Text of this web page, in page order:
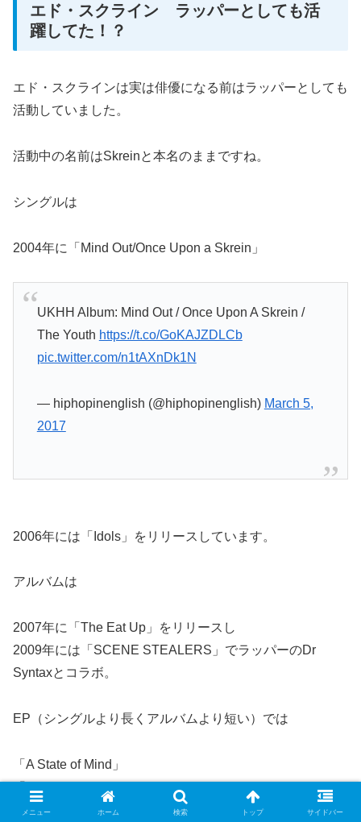
エド・スクライン ラッパーとしても活
躍してた！？
エド・スクラインは実は俳優になる前はラッパーとしても
活動していました。
活動中の名前はSkreinと本名のままですね。
シングルは
2004年に「Mind Out/Once Upon a Skrein」
UKHH Album: Mind Out / Once Upon A Skrein /
The Youth https://t.co/GoKAJZDLCb
pic.twitter.com/n1tAXnDk1N
— hiphopinenglish (@hiphopinenglish) March 5,
2017
2006年には「Idols」をリリースしています。
アルバムは
2007年に「The Eat Up」をリリースし
2009年には「SCENE STEALERS」でラッパーのDr
Syntaxとコラボ。
EP（シングルより長くアルバムより短い）では
「A State of Mind」
「Pre-Emptive Nostalgia」をリリースしています。
メニュー ホーム 検索 トップ サイドバー